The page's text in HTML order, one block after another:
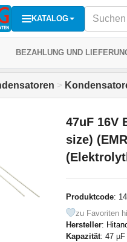
KATALOG
BEZAHLUNG UND
>
47uF 16V
size)
Produktcode:
zu Favoriten
Hersteller:
Kapazität: 47 µF